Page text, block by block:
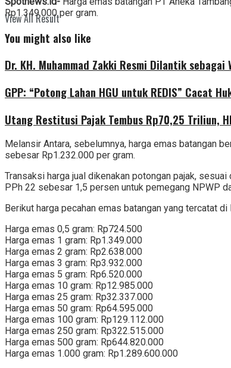
View All Result
Rp1.349.000 per gram.
You might also like
Dr. KH. Muhammad Zakki Resmi Dilantik
GPP: “Potong Lahan HGU untuk REDIS” Cacat
Utang Restitusi Pajak Tembus Rp70,25 Triliun,
Melansir Antara, sebelumnya, harga emas batangan
sebesar Rp1.232.000 per gram.
Transaksi harga jual dikenakan potongan pajak,
PPh 22 sebesar 1,5 persen untuk pemegang NPWP
Berikut harga pecahan emas batangan yang tercatat
Harga emas 0,5 gram: Rp724.500
Harga emas 1 gram: Rp1.349.000
Harga emas 2 gram: Rp2.638.000
Harga emas 3 gram: Rp3.932.000
Harga emas 5 gram: Rp6.520.000
Harga emas 10 gram: Rp12.985.000
Harga emas 25 gram: Rp32.337.000
Harga emas 50 gram: Rp64.595.000
Harga emas 100 gram: Rp129.112.000
Harga emas 250 gram: Rp322.515.000
Harga emas 500 gram: Rp644.820.000
Harga emas 1.000 gram: Rp1.289.600.000